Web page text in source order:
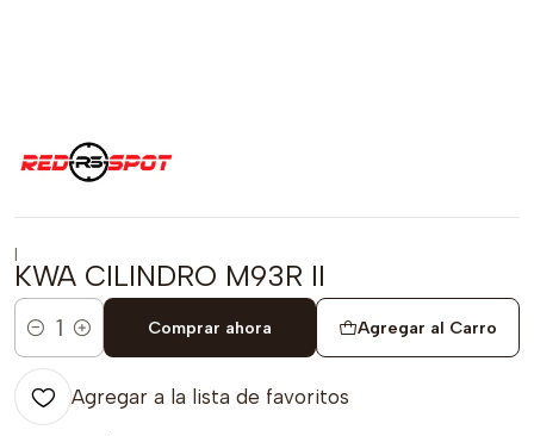
|
KWA CILINDRO M93R II
Cantidad
Agregar al Carro
Comprar ahora
Agregar a la lista de favoritos